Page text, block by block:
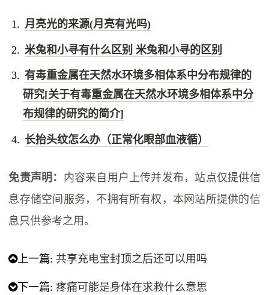
月亮光的来源(月亮有光吗)
米兔和小寻有什么区别 米兔和小寻的区别
有毒重金属在天然水环境多相体系中分布规律的
研究[关于有毒重金属在天然水环境多相体系中分
布规律的研究的简介]
长抬头纹怎么办（正常化眼部血液循）
免责声明： 内容来自用户上传并发布，站点仅提供信
息存储空间服务，不拥有所有权，本网站所提供的信
息只供参考之用。
上一篇:共享充电宝封顶之后还可以用吗
下一篇:疼痛可能是身体在求救什么意思